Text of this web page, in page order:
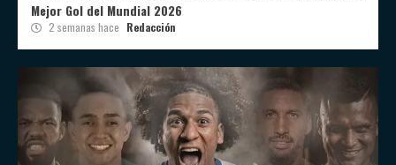
Mejor Gol del Mundial 2026
2 semanas hace Redacción